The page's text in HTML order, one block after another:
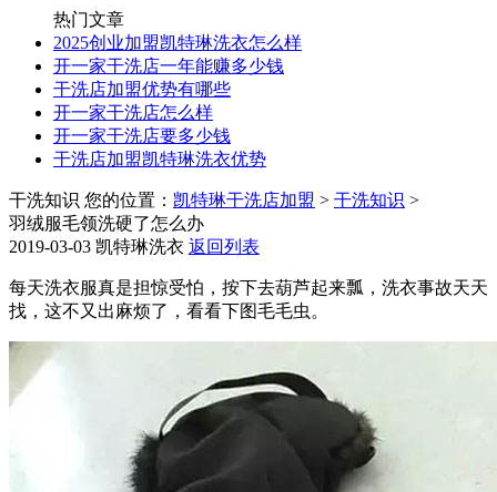
热门文章
2025创业加盟凯特琳洗衣怎么样
开一家干洗店一年能赚多少钱
干洗店加盟优势有哪些
开一家干洗店怎么样
开一家干洗店要多少钱
干洗店加盟凯特琳洗衣优势
干洗知识 您的位置： 凯特琳干洗店加盟 > 干洗知识 >
羽绒服毛领洗硬了怎么办
2019-03-03 凯特琳洗衣 返回列表
每天洗衣服真是担惊受怕，按下去葫芦起来瓢，洗衣事故天天
找，这不又出麻烦了，看看下图毛毛虫。